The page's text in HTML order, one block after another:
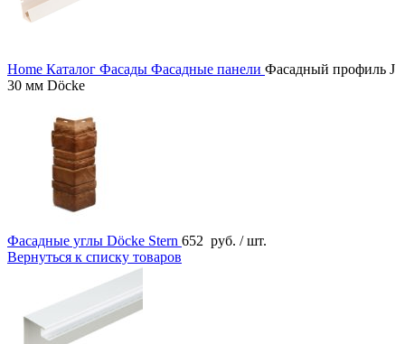
Home Каталог Фасады Фасадные панели Фасадный профиль J
30 мм Döcke
Фасадные углы Döcke Stern 652 руб. / шт.
Вернуться к списку товаров